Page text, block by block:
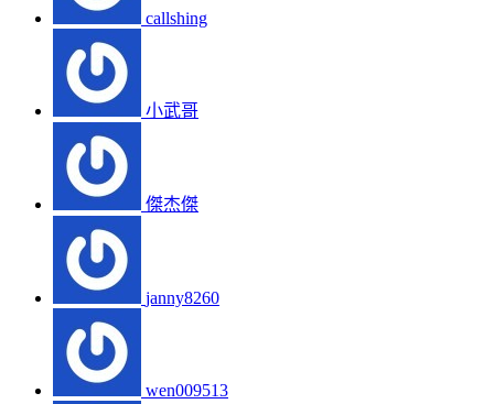
callshing
小武哥
傑杰傑
janny8260
wen009513